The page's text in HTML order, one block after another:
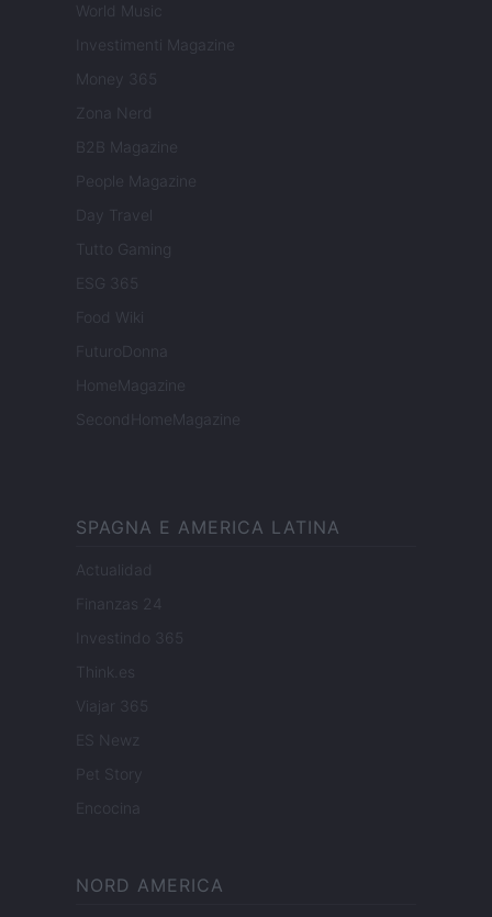
World Music
Investimenti Magazine
Money 365
Zona Nerd
B2B Magazine
People Magazine
Day Travel
Tutto Gaming
ESG 365
Food Wiki
FuturoDonna
HomeMagazine
SecondHomeMagazine
SPAGNA E AMERICA LATINA
Actualidad
Finanzas 24
Investindo 365
Think.es
Viajar 365
ES Newz
Pet Story
Encocina
NORD AMERICA